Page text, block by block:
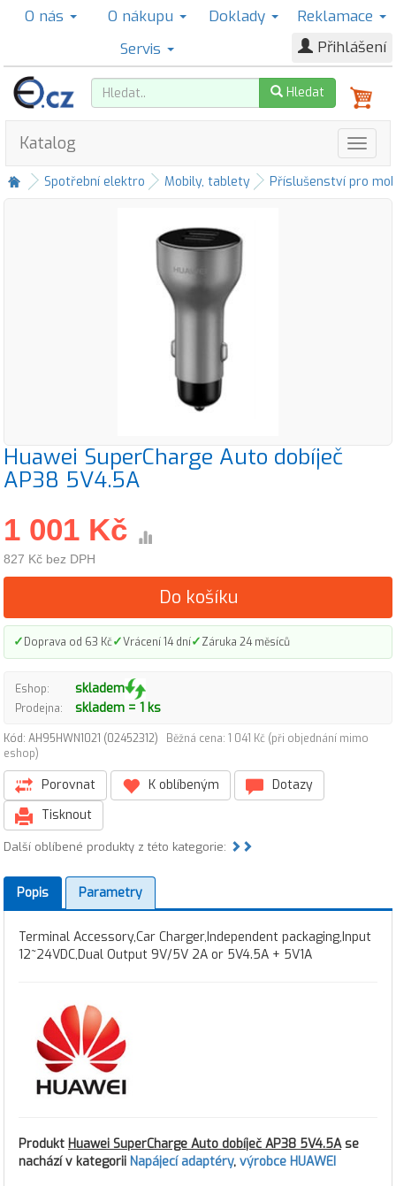
O nás O nákupu Doklady
Reklamace
Servis
Přihlášení
Hledat
Katalog
Spotřební elektro Mobily, tablety Příslušenství pro
Huawei SuperCharge Auto dobíječ
AP38 5V4.5A
1 001 Kč
827 Kč bez DPH
Do košíku
✓Doprava od 63 Kč✓Vrácení 14 dní✓Záruka 24 měsíců
Eshop: skladem
Prodejna: skladem = 1 ks
Kód: AH95HWN1021 (02452312)
Běžná cena: 1 041 Kč (při objednání mimo
eshop)
Porovnat K oblíbeným
Dotazy
Tisknout
Další oblíbené produkty z této kategorie:
Popis Parametry
Terminal Accessory,Car Charger,Independent packaging,Input
12~24VDC,Dual Output 9V/5V 2A or 5V4.5A + 5V1A
Produkt Huawei SuperCharge Auto dobíječ AP38 5V4.5Ase
nachází v kategorii Napájecí adaptéry, výrobce HUAWEI